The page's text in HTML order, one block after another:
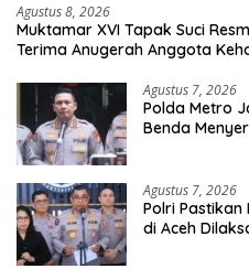
Agustus 8, 2026
Muktamar XVI Tapak Suci
Terima Anugerah Anggota
Agustus 7, 2026
Polda Metro
Benda
Agustus 7, 2026
Polri Pastikan
di Aceh